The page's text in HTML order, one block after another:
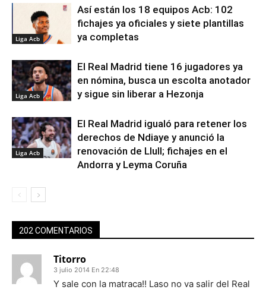
Liga Acb
Así están los 18 equipos Acb: 102
fichajes ya oficiales y siete plantillas
ya completas
Liga Acb
El Real Madrid tiene 16 jugadores ya
en nómina, busca un escolta anotador
y sigue sin liberar a Hezonja
Liga Acb
El Real Madrid igualó para retener los
derechos de Ndiaye y anunció la
renovación de Llull; fichajes en el
Andorra y Leyma Coruña
202 COMENTARIOS
Titorro
3 julio 2014 En 22:48
Y sale con la matraca!! Laso no va salir del Real